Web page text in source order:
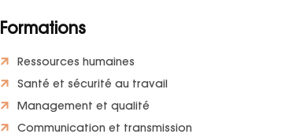
Formations
Ressources humaines
Santé et sécurité au travail
Management et qualité
Communication et transmission